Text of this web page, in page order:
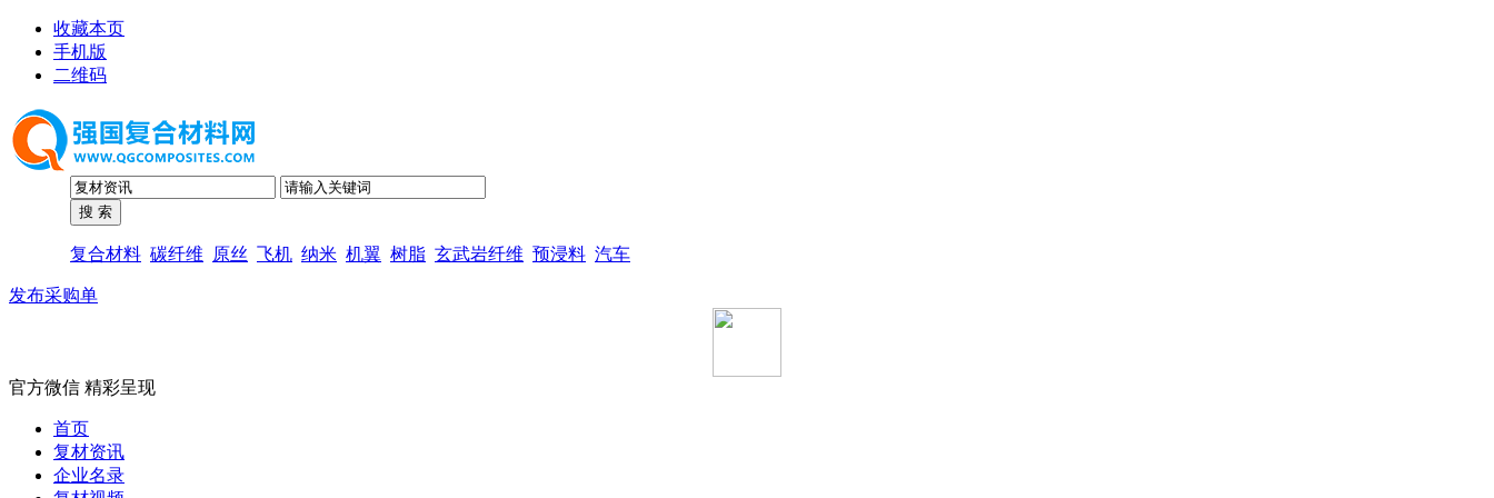
收藏本页
手机版
二维码
复合材料 碳纤维 原丝 飞机 纳米 机翼 树脂 玄武岩纤维 预浸料 汽车
发布采购单
官方微信 精彩呈现
首页
复材资讯
企业名录